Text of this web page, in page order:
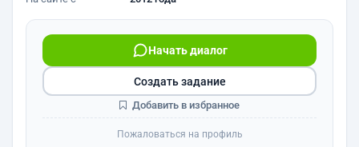
Начать диалог
Создать задание
Добавить в избранное
Пожаловаться на профиль